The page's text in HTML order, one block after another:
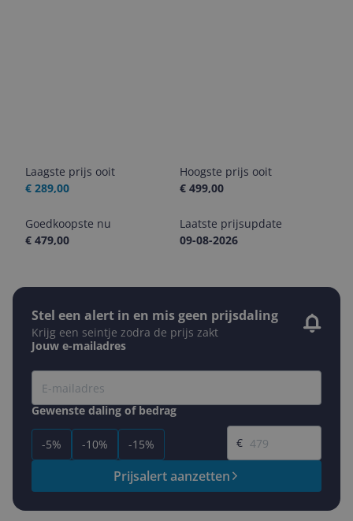
Laagste prijs ooit
€ 289,00
Hoogste prijs ooit
€ 499,00
Goedkoopste nu
€ 479,00
Laatste prijsupdate
09-08-2026
Stel een alert in en mis geen prijsdaling
Krijg een seintje zodra de prijs zakt
Jouw e-mailadres
Gewenste daling of bedrag
-5% -10% -15%
Gewenste prijs
€
Prijsalert aanzetten